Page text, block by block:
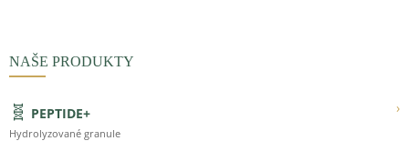
NAŠE PRODUKTY
🧬 PEPTIDE+ ›
Hydrolyzované granule